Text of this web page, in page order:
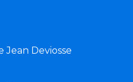
Jean Deviosse